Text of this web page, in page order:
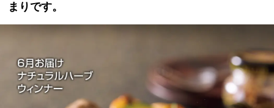
まりです。